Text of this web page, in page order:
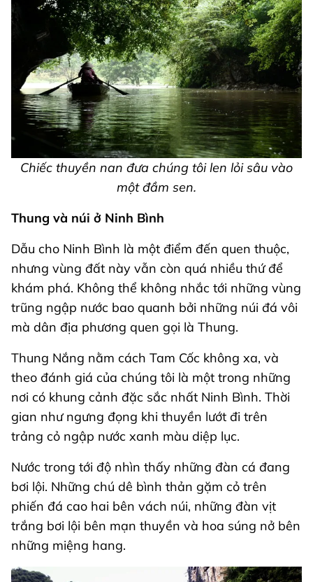
Chiếc thuyền nan đưa chúng tôi len lỏi sâu vào
một đầm sen.
Thung và núi ở Ninh Bình
Dẫu cho Ninh Bình là một điểm đến quen thuộc,
nhưng vùng đất này vẫn còn quá nhiều thứ để
khám phá. Không thể không nhắc tới những vùng
trũng ngập nước bao quanh bởi những núi đá vôi
mà dân địa phương quen gọi là Thung.
Thung Nắng nằm cách Tam Cốc không xa, và
theo đánh giá của chúng tôi là một trong những
nơi có khung cảnh đặc sắc nhất Ninh Bình. Thời
gian như ngưng đọng khi thuyền lướt đi trên
trảng cỏ ngập nước xanh màu diệp lục.
Nước trong tới độ nhìn thấy những đàn cá đang
bơi lội. Những chú dê bình thản gặm cỏ trên
phiến đá cao hai bên vách núi, những đàn vịt
trắng bơi lội bên mạn thuyền và hoa súng nở bên
những miệng hang.